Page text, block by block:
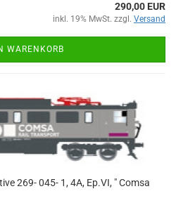
290,00 EUR
inkl. 19% MwSt. zzgl. Versand
WARENKORB
269- 045- 1, 4A, Ep.VI, " Comsa